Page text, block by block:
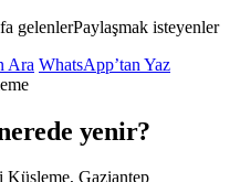
gelenlerPaylaşmak isteyenler
Ara WhatsApp’tan Yaz
yenir?
Küşleme, Gaziantep